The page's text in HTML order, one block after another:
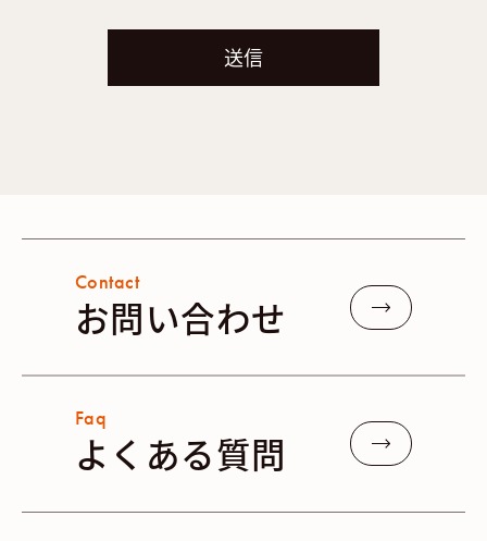
Contact
お問い合わせ
Faq
よくある質問